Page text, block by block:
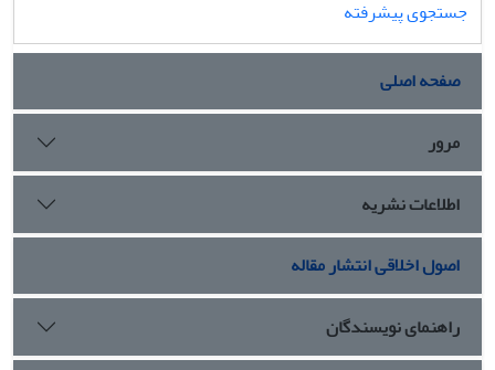
جستجوی پیشرفته
صفحه اصلی
مرور
اطلاعات نشریه
اصول اخلاقی انتشار مقاله
راهنمای نویسندگان